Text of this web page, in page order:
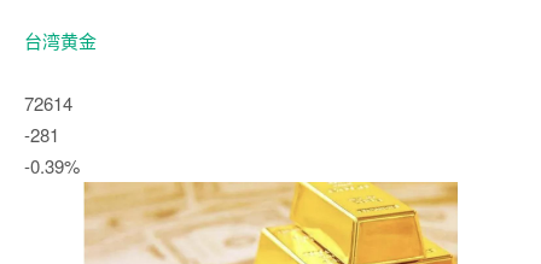
台湾黄金
72614
-281
-0.39%